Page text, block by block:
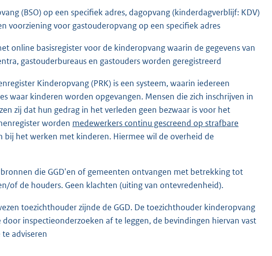
(BSO) op een specifiek adres, dagopvang (kinderdagverblijf: KDV)
voorziening voor gastouderopvang op een specifiek adres
online basisregister voor de kinderopvang waarin de gegevens van
gastouderbureaus en gastouders worden geregistreerd
Kinderopvang (PRK) is een systeem, waarin iedereen
waar kinderen worden opgevangen. Mensen die zich inschrijven in
zij dat hun gedrag in het verleden geen bezwaar is voor het
worden E
x
r
n
medewerkers continu gescreend op strafbare
bij het werken met kinderen. Hiermee wil de overheid de
die GGD'en of gemeenten ontvangen met betrekking tot
of de houders. Geen klachten (uiting van ontevredenheid).
toezichthouder zijnde de GGD. De toezichthouder kinderopvang
inspectieonderzoeken af te leggen, de bevindingen hiervan vast
adviseren